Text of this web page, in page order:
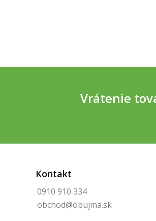
Vrátenie
Kontakt
0910 910 334
obchod@obujma.sk